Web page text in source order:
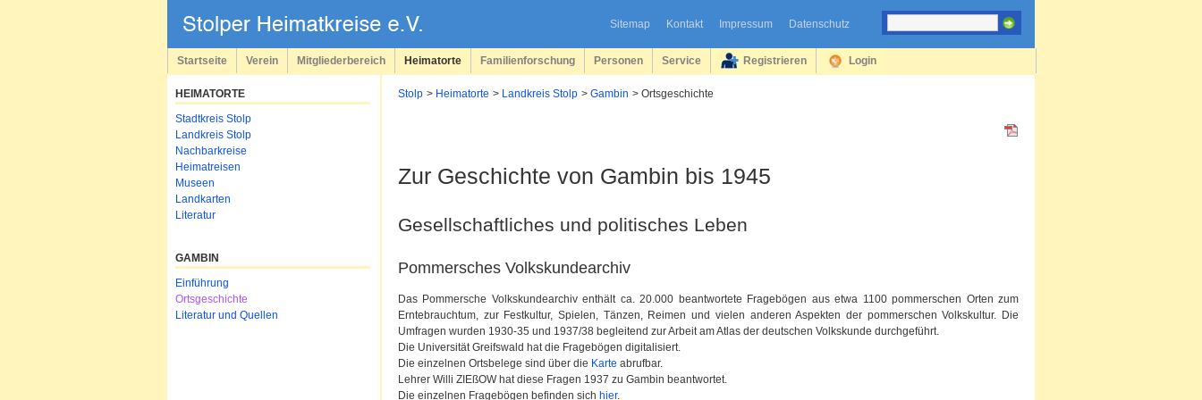
Sitemap Kontakt Impressum Datenschutz
überspringen
Startseite Verein Mitgliederbereich Heimatorte Familienforschung Personen Service Registrieren Login
Stolp Heimatorte Landkreis Stolp Gambin Ortsgeschichte
Zur Geschichte von Gambin bis 1945
Gesellschaftliches und politisches Leben
Pommersches Volkskundearchiv
Das Pommersche Volkskundearchiv enthält ca. 20.000 beantwortete Fragebögen aus etwa 1100 pommerschen Orten zum
Erntebrauchtum, zur Festkultur, Spielen, Tänzen, Reimen und vielen anderen Aspekten der pommerschen Volkskultur. Die
Umfragen wurden 1930-35 und 1937/38 begleitend zur Arbeit am Atlas der deutschen Volkskunde durchgeführt.
Die Universität Greifswald hat die Fragebögen digitalisiert.
Die einzelnen Ortsbelege sind über die Karte abrufbar.
Lehrer Willi ZIEßOW hat diese Fragen 1937 zu Gambin beantwortet.
Die einzelnen Fragebögen befinden sich hier.
HEIMATORTE
Navigation
überspringen
Stadtkreis Stolp
Landkreis Stolp
Nachbarkreise
Heimatreisen
Museen
Landkarten
Literatur
GAMBIN
Navigation
überspringen
Einführung
Ortsgeschichte
Literatur und Quellen